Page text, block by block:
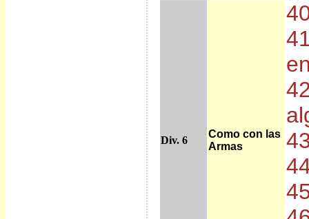
Div. 6
Como con las
Armas